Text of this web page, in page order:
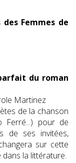
Femmes de
du roman
Martinez
de la chanson
Ferré...) pour de
de ses invitées,
sur cette
dans la littérature.